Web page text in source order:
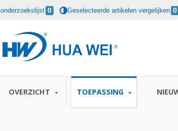
0 Geselecteerde artikelen vergelijken 0
OVERZICHT TOEPASSING